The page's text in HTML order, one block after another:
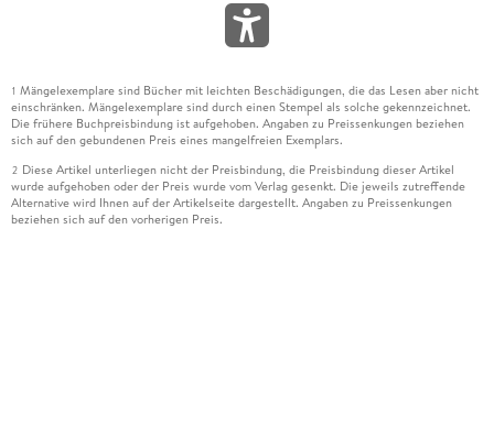
1 Mängelexemplare sind Bücher mit leichten Beschädigungen, die das Lesen aber nicht
einschränken. Mängelexemplare sind durch einen Stempel als solche gekennzeichnet.
Die frühere Buchpreisbindung ist aufgehoben. Angaben zu Preissenkungen beziehen
sich auf den gebundenen Preis eines mangelfreien Exemplars.
2 Diese Artikel unterliegen nicht der Preisbindung, die Preisbindung dieser Artikel
wurde aufgehoben oder der Preis wurde vom Verlag gesenkt. Die jeweils zutreffende
Alternative wird Ihnen auf der Artikelseite dargestellt. Angaben zu Preissenkungen
beziehen sich auf den vorherigen Preis.